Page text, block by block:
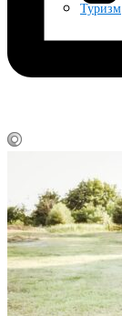
Туризм